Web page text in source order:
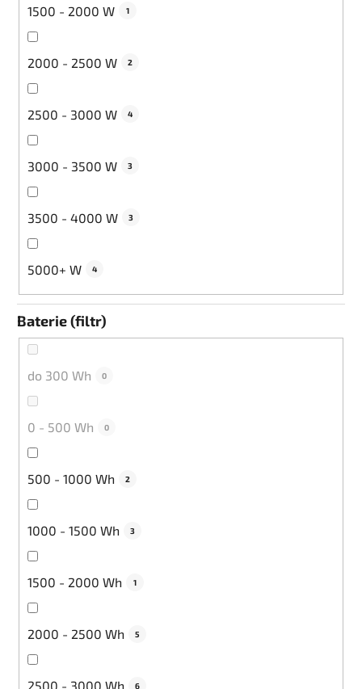
1500 - 2000 W 1
2000 - 2500 W 2
2500 - 3000 W 4
3000 - 3500 W 3
3500 - 4000 W 3
5000+ W 4
Baterie (filtr)
do 300 Wh 0
0 - 500 Wh 0
500 - 1000 Wh 2
1000 - 1500 Wh 3
1500 - 2000 Wh 1
2000 - 2500 Wh 5
2500 - 3000 Wh 6